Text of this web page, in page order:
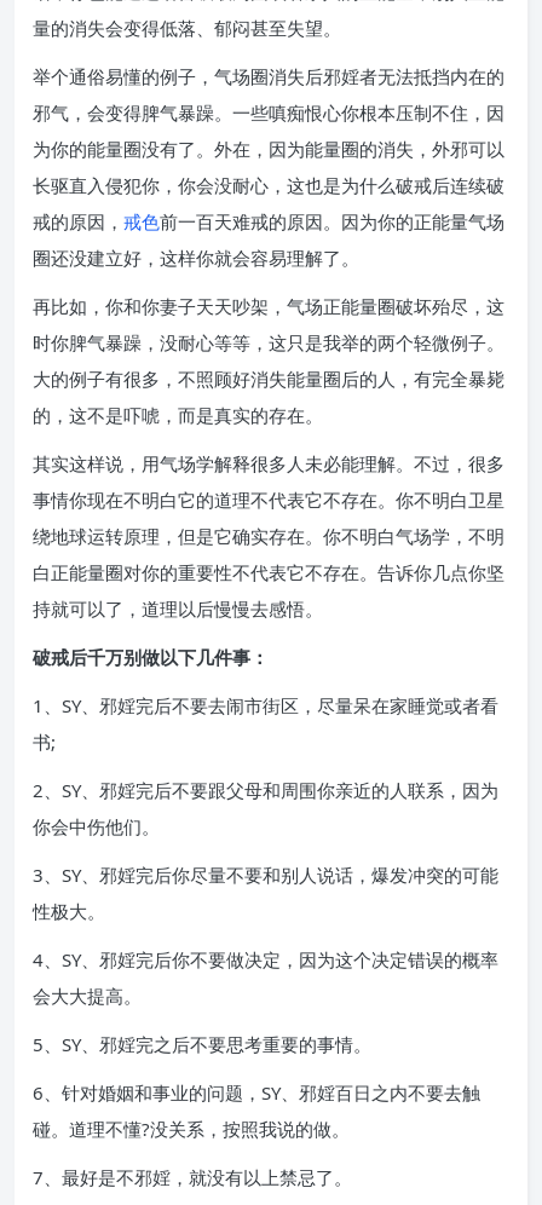
量的消失会变得低落、郁闷甚至失望。
举个通俗易懂的例子，气场圈消失后邪婬者无法抵挡内在的
邪气，会变得脾气暴躁。一些嗔痴恨心你根本压制不住，因
为你的能量圈没有了。外在，因为能量圈的消失，外邪可以
长驱直入侵犯你，你会没耐心，这也是为什么破戒后连续破
戒的原因， 戒色前一百天难戒的原因。因为你的正能量气场
圈还没建立好，这样你就会容易理解了。
再比如，你和你妻子天天吵架，气场正能量圈破坏殆尽，这
时你脾气暴躁，没耐心等等，这只是我举的两个轻微例子。
大的例子有很多，不照顾好消失能量圈后的人，有完全暴毙
的，这不是吓唬，而是真实的存在。
其实这样说，用气场学解释很多人未必能理解。不过，很多
事情你现在不明白它的道理不代表它不存在。你不明白卫星
绕地球运转原理，但是它确实存在。你不明白气场学，不明
白正能量圈对你的重要性不代表它不存在。告诉你几点你坚
持就可以了，道理以后慢慢去感悟。
破戒后千万别做以下几件事：
1、SY、邪婬完后不要去闹市街区，尽量呆在家睡觉或者看
书;
2、SY、邪婬完后不要跟父母和周围你亲近的人联系，因为
你会中伤他们。
3、SY、邪婬完后你尽量不要和别人说话，爆发冲突的可能
性极大。
4、SY、邪婬完后你不要做决定，因为这个决定错误的概率
会大大提高。
5、SY、邪婬完之后不要思考重要的事情。
6、针对婚姻和事业的问题，SY、邪婬百日之内不要去触
碰。道理不懂?没关系，按照我说的做。
7、最好是不邪婬，就没有以上禁忌了。